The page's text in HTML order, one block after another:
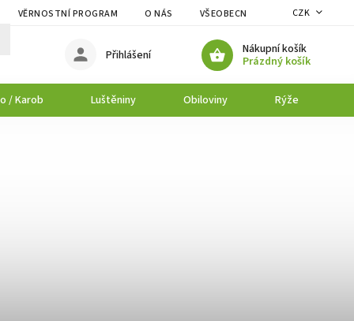
VĚRNOSTNÍ PROGRAM O NÁS VŠEOBECNÉ OBCHODNÍ PODMÍNKY
CZK
Nákupní košík
Prázdný košík
Přihlášení
/ Karob Luštěniny Obiloviny Rýže